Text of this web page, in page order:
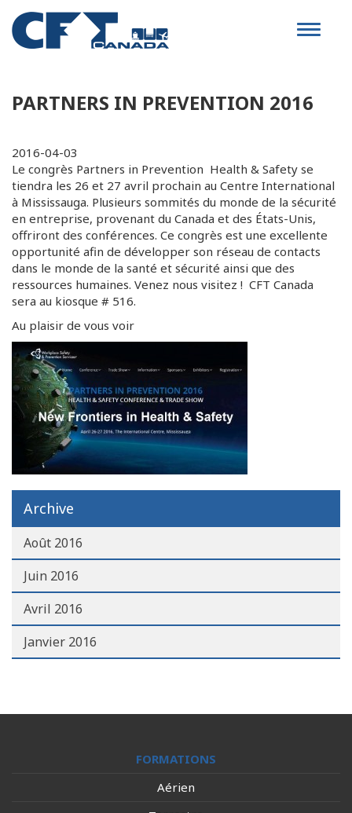
Toggle
PARTNERS IN PREVENTION 2016
2016-04-03
Le congrès Partners in Prevention Health & Safety se
tiendra les 26 et 27 avril prochain au Centre International
à Mississauga. Plusieurs sommités du monde de la sécurité
en entreprise, provenant du Canada et des États-Unis,
offriront des conférences. Ce congrès est une excellente
opportunité afin de développer son réseau de contacts
dans le monde de la santé et sécurité ainsi que des
ressources humaines. Venez nous visitez ! CFT Canada
sera au kiosque # 516.
Au plaisir de vous voir
Archive
Août 2016
Juin 2016
Avril 2016
Janvier 2016
FORMATIONS
Aérien